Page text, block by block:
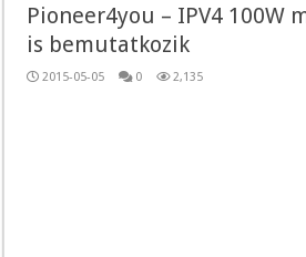
Pioneer4you – IPV4 100W
is bemutatkozik
2015-05-05 0 2,135